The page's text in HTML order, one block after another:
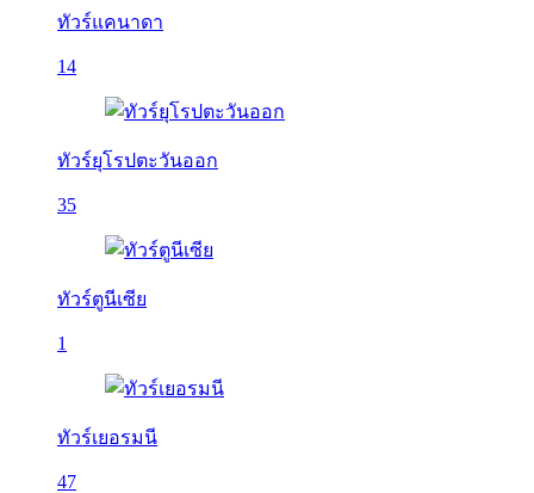
ทัวร์แคนาดา
14
ทัวร์ยุโรปตะวันออก
35
ทัวร์ตูนีเซีย
1
ทัวร์เยอรมนี
47